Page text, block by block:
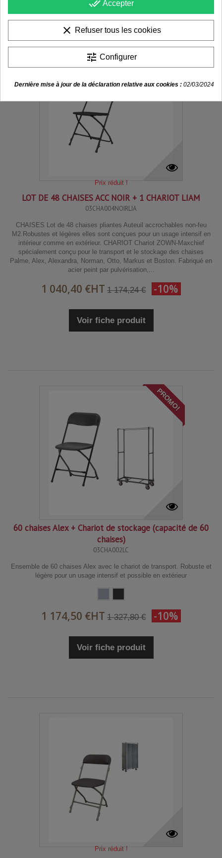
Prix réduit !
LOT DE 48 CHAISES ACC NOIR + 1 CHARIOT LIAM
03CHA004NOIRLIA
CHAISES Lot de 48 chaises pliantes Auteuil accrochables non-feu
M2.Robustes et légères elles sont conçues pour un usage intensif en
intérieur comme en extérieur. CHARIOT Chariot ZOWN-Maxchief
spécialement conçu pour le transport et le stockage des chaises
Palme, Alex, Alexandra, Norman, Otto, Markus et Boston. Fabriqué en
acier peint par pulvérisation,...
1 040,40 €HT 1 174,24 € -10%
Voir fiche produit
PROMO!
60 chaises Alex + Chariot de stockage (capacité de 60
chaises)
03CHA002LC
Ensemble de 60 chaises Alex avec le chariot de transport. Robuste et
légère pour un usage intensif et possible en extérieur
1 174,50 €HT 1 327,80 € -10%
Voir fiche produit
Prix réduit !
done_all Accepter
clear Refuser tous les cookies
tune Configurer
Dernière mise à jour de la déclaration relative aux cookies : 02/03/2024